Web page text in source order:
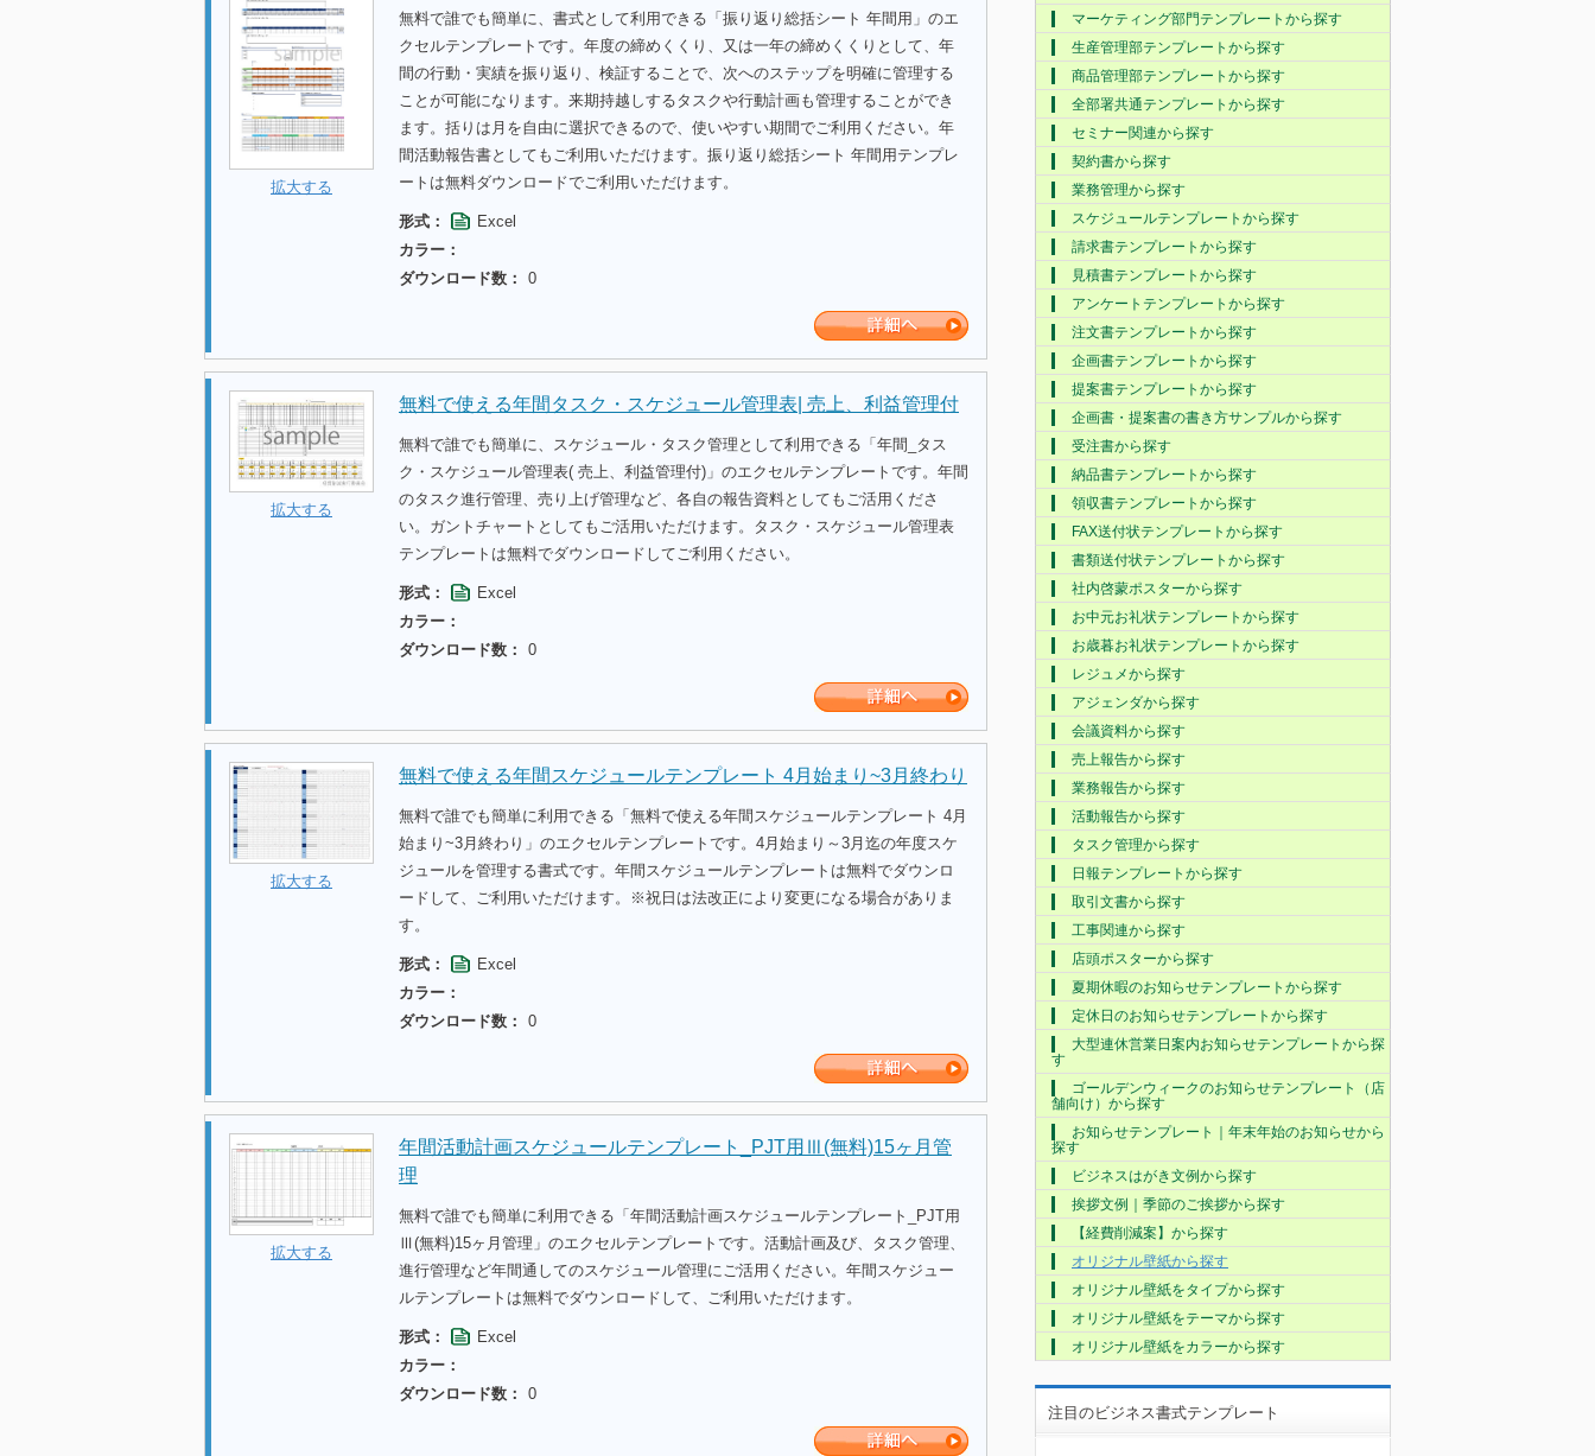
拡大する
無料で誰でも簡単に、書式として利用できる「振り返り総括シート 年間用」のエ
クセルテンプレートです。年度の締めくくり、又は一年の締めくくりとして、年
間の行動・実績を振り返り、検証することで、次へのステップを明確に管理する
ことが可能になります。来期持越しするタスクや行動計画も管理することができ
ます。括りは月を自由に選択できるので、使いやすい期間でご利用ください。年
間活動報告書としてもご利用いただけます。振り返り総括シート 年間用テンプレ
ートは無料ダウンロードでご利用いただけます。
形式：
Excel
カラー：
ダウンロード数：
0
拡大する
無料で使える年間タスク・スケジュール管理表| 売上、利益管理付
無料で誰でも簡単に、スケジュール・タスク管理として利用できる「年間_タス
ク・スケジュール管理表( 売上、利益管理付)」のエクセルテンプレートです。年間
のタスク進行管理、売り上げ管理など、各自の報告資料としてもご活用くださ
い。ガントチャートとしてもご活用いただけます。タスク・スケジュール管理表
テンプレートは無料でダウンロードしてご利用ください。
形式：
Excel
カラー：
ダウンロード数：
0
拡大する
無料で使える年間スケジュールテンプレート 4月始まり~3月終わり
無料で誰でも簡単に利用できる「無料で使える年間スケジュールテンプレート 4月
始まり~3月終わり」のエクセルテンプレートです。4月始まり～3月迄の年度スケ
ジュールを管理する書式です。年間スケジュールテンプレートは無料でダウンロ
ードして、ご利用いただけます。※祝日は法改正により変更になる場合がありま
す。
形式：
Excel
カラー：
ダウンロード数：
0
拡大する
年間活動計画スケジュールテンプレート_PJT用Ⅲ(無料)15ヶ月管
理
無料で誰でも簡単に利用できる「年間活動計画スケジュールテンプレート_PJT用
Ⅲ(無料)15ヶ月管理」のエクセルテンプレートです。活動計画及び、タスク管理、
進行管理など年間通してのスケジュール管理にご活用ください。年間スケジュー
ルテンプレートは無料でダウンロードして、ご利用いただけます。
形式：
Excel
カラー：
ダウンロード数：
0
マーケティング部門テンプレートから探す
生産管理部テンプレートから探す
商品管理部テンプレートから探す
全部署共通テンプレートから探す
セミナー関連から探す
契約書から探す
業務管理から探す
スケジュールテンプレートから探す
請求書テンプレートから探す
見積書テンプレートから探す
アンケートテンプレートから探す
注文書テンプレートから探す
企画書テンプレートから探す
提案書テンプレートから探す
企画書・提案書の書き方サンプルから探す
受注書から探す
納品書テンプレートから探す
領収書テンプレートから探す
FAX送付状テンプレートから探す
書類送付状テンプレートから探す
社内啓蒙ポスターから探す
お中元お礼状テンプレートから探す
お歳暮お礼状テンプレートから探す
レジュメから探す
アジェンダから探す
会議資料から探す
売上報告から探す
業務報告から探す
活動報告から探す
タスク管理から探す
日報テンプレートから探す
取引文書から探す
工事関連から探す
店頭ポスターから探す
夏期休暇のお知らせテンプレートから探す
定休日のお知らせテンプレートから探す
大型連休営業日案内お知らせテンプレートから探
す
ゴールデンウィークのお知らせテンプレート（店
舗向け）から探す
お知らせテンプレート｜年末年始のお知らせから
探す
ビジネスはがき文例から探す
挨拶文例｜季節のご挨拶から探す
【経費削減案】から探す
オリジナル壁紙から探す
オリジナル壁紙をタイプから探す
オリジナル壁紙をテーマから探す
オリジナル壁紙をカラーから探す
注目のビジネス書式テンプレート